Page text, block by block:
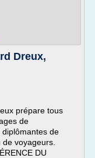
Dreux,
prépare tous
de
de
voyageurs.
DU